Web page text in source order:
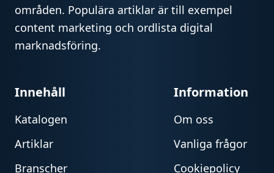
områden. Populära artiklar är till exempel
content marketing och ordlista digital
marknadsföring.
Innehåll
Katalogen
Artiklar
Branscher
Information
Om oss
Vanliga frågor
Cookiepolicy